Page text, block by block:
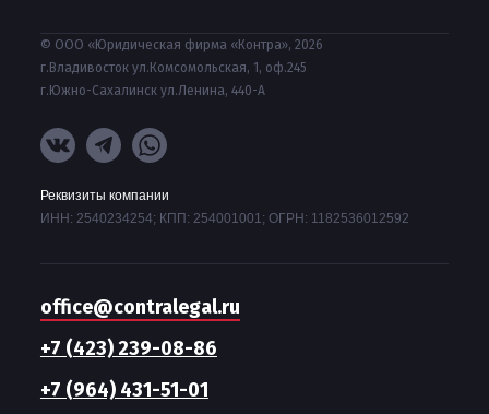
© ООО «Юридическая фирма «Контра», 2026
г.Владивосток ул.Комсомольская, 1, оф.245
г.Южно-Сахалинск ул.Ленина, 440-А
Реквизиты компании
ИНН: 2540234254; КПП: 254001001; ОГРН: 1182536012592
office@contralegal.ru
+7 (423) 239-08-86
+7 (964) 431-51-01